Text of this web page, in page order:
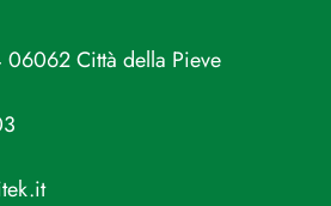
06062 Città della Pieve